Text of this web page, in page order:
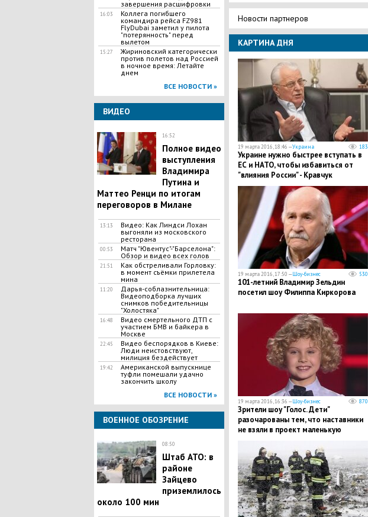
завершения расшифровки
16:03
Коллега погибшего
командира рейса FZ981
FlyDubai заметил у пилота
"потерянность" перед
вылетом
15:27
Жириновский категорически
против полетов над Россией
в ночное время: Летайте
днем
ВСЕ НОВОСТИ »
ВИДЕО
16:52
Полное видео
выступления
Владимира
Путина и
Маттео Ренци по итогам
переговоров в Милане
13:13
Видео: Как Линдси Лохан
выгоняли из московского
ресторана
00:53
Матч "Ювентус"-"Барселона":
Обзор и видео всех голов
21:51
Как обстреливали Горловку:
в момент съёмки прилетела
мина
11:20
Дарья-соблазнительница:
Видеоподборка лучших
снимков победительницы
"Холостяка"
16:48
Видео смертельного ДТП с
участием БМВ и байкера в
Москве
22:45
Видео беспорядков в Киеве:
Люди неистовствуют,
милиция бездействует
19:42
Американской выпускнице
туфли помешали удачно
закончить школу
ВСЕ НОВОСТИ »
ВОЕННОЕ ОБОЗРЕНИЕ
08:50
Штаб АТО: в
районе
Зайцево
приземлилось
около 100 мин
Новости партнеров
КАРТИНА ДНЯ
19 марта 2016, 18:46 —Украина 183
Украине нужно быстрее вступать в
ЕС и НАТО, чтобы избавиться от
"влияния России" - Кравчук
19 марта 2016, 17:50 —Шоу-бизнес 530
101-летний Владимир Зельдин
посетил шоу Филиппа Киркорова
19 марта 2016, 16:36 —Шоу-бизнес 870
Зрители шоу "Голос. Дети"
разочарованы тем, что наставники
не взяли в проект маленькую